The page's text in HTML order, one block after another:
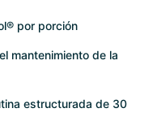
por porción
mantenimiento de la
estructurada de 30